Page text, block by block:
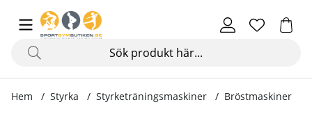
Hem Styrka Styrketräningsmaskiner Bröstmaskiner